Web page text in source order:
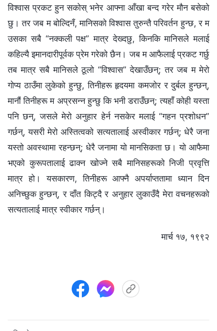
विश्‍वास प्रकट हुन सकोस् भनेर आफ्ना आँखा बन्द गरेर मौन बसेको
छु। तर जब म बोल्दिनँ, मानिसको विश्‍वास तुरुन्तै परिवर्तन हुन्छ, र म
उसका सबै “नक्‍कली पक्ष” मात्र देख्दछु, किनकि मानिसले मलाई
कहिल्यै इमानदारीपूर्वक प्रेम गरेको छैन। जब म आफैलाई प्रकट गर्छु
तब मात्र सबै मानिसले ठूलो “विश्‍वास” देखाउँछन्; तर जब म मेरो
गोप्य ठाउँमा लुकेको हुन्छु, तिनीहरू हृदयमा कमजोर र दुर्बल हुन्छन्,
मानौं तिनीहरू म अप्रसन्न हुन्छु कि भनी डराउँछन्; त्यहाँ कोही यस्ता
पनि छन्, जसले मेरो अनुहार हेर्न नसकेर मलाई “गहन प्रशोधन”
गर्छन्, यसरी मेरो अस्तित्वको सत्यतालाई अस्वीकार गर्छन्; धेरै जना
यस्तो अवस्थामा रहन्छन्; धेरै जनामा यो मानसिकता छ। यो आफैमा
भएको कुरूपतालाई ढाक्न खोज्‍ने सबै मानिसहरूको निजी प्रवृत्ति
मात्र हो। यसकारण, तिनीहरू आफ्नै अपर्याप्ततामा ध्यान दिन
अनिच्छुक हुन्छन्, र दाँत किट्दै र अनुहार लुकाउँदै मेरा वचनहरूको
सत्यतालाई मात्र स्वीकार गर्छन्।
मार्च १७, १९९२